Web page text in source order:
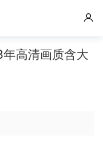
高清画质含大